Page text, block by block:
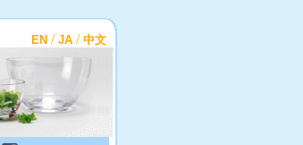
EN / JA / 中文